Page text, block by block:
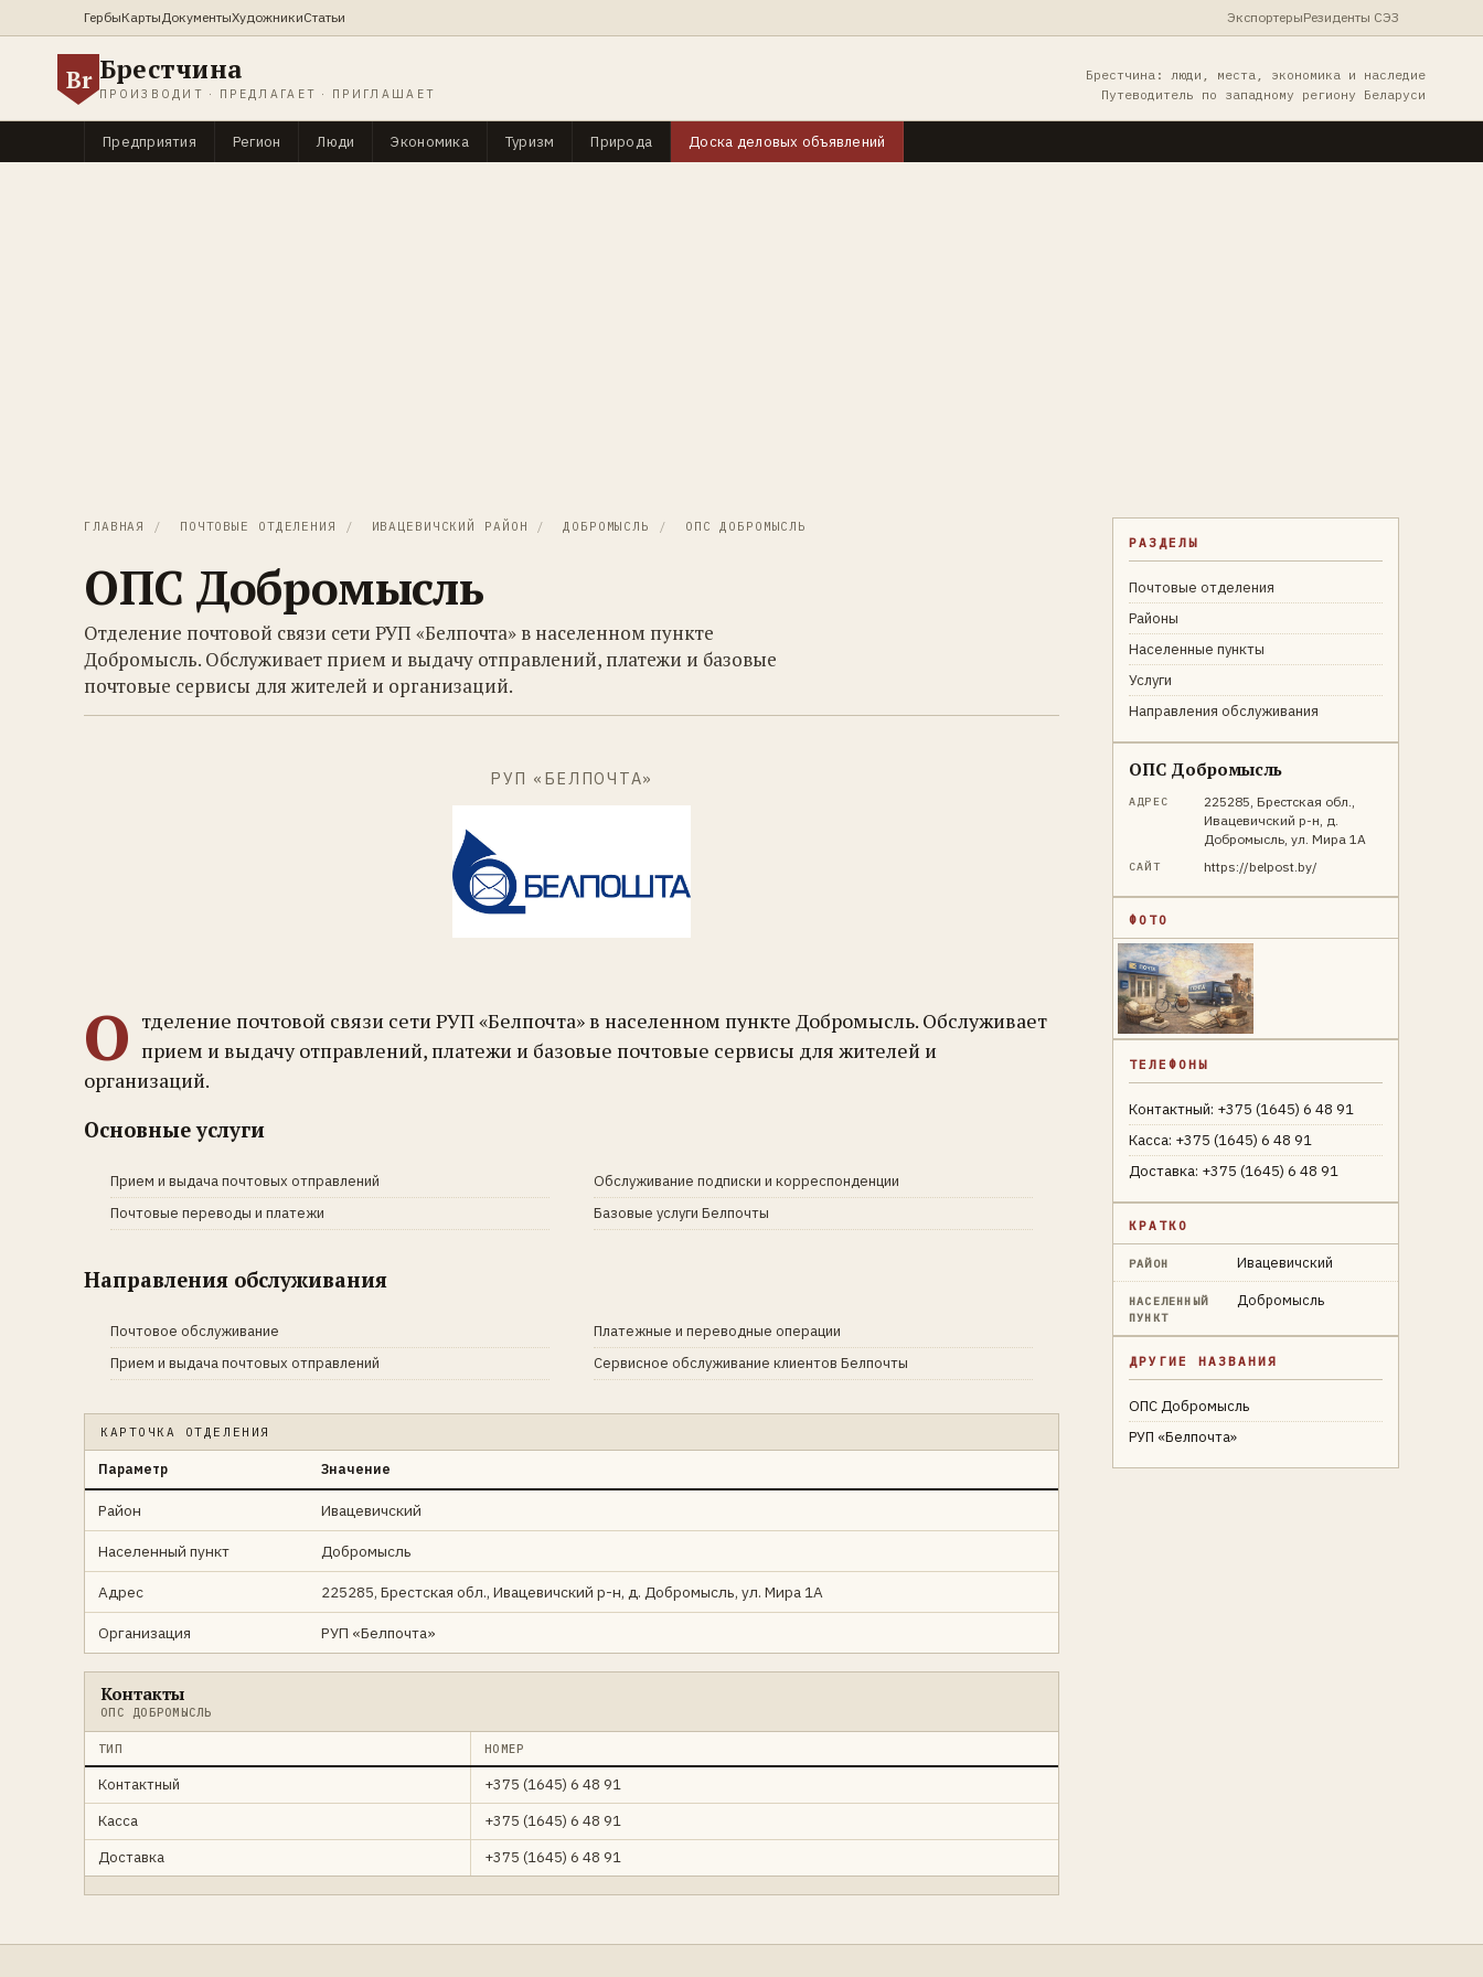
ГербыКартыДокументыХудожникиСтатьи ЭкспортерыРезиденты СЭЗ
Br Брестчина
ПРОИЗВОДИТ · ПРЕДЛАГАЕТ · ПРИГЛАШАЕТ
Брестчина: люди, места, экономика и наследие
Путеводитель по западному региону Беларуси
Предприятия Регион Люди Экономика Туризм Природа Доска деловых объявлений
ГЛАВНАЯ / ПОЧТОВЫЕ ОТДЕЛЕНИЯ / ИВАЦЕВИЧСКИЙ РАЙОН / ДОБРОМЫСЛЬ / ОПС ДОБРОМЫСЛЬ
ОПС Добромысль
Отделение почтовой связи сети РУП «Белпочта» в населенном пункте
Добромысль. Обслуживает прием и выдачу отправлений, платежи и базовые
почтовые сервисы для жителей и организаций.
РУП «БЕЛПОЧТА»
О тделение почтовой связи сети РУП «Белпочта» в населенном пункте Добромысль. Обслуживает
прием и выдачу отправлений, платежи и базовые почтовые сервисы для жителей и
организаций.
Основные услуги
Прием и выдача почтовых отправлений
Почтовые переводы и платежи
Обслуживание подписки и корреспонденции
Базовые услуги Белпочты
Направления обслуживания
Почтовое обслуживание
Прием и выдача почтовых отправлений
Платежные и переводные операции
Сервисное обслуживание клиентов Белпочты
КАРТОЧКА ОТДЕЛЕНИЯ
Параметр Значение
Район Ивацевичский
Населенный пункт Добромысль
Адрес 225285, Брестская обл., Ивацевичский р-н, д. Добромысль, ул. Мира 1А
Организация РУП «Белпочта»
Контакты
ОПС ДОБРОМЫСЛЬ
ТИП НОМЕР
Контактный
+375 (1645) 6 48 91
Касса
+375 (1645) 6 48 91
Доставка
+375 (1645) 6 48 91
РАЗДЕЛЫ
Почтовые отделения
Районы
Населенные пункты
Услуги
Направления обслуживания
ОПС Добромысль
АДРЕС
225285, Брестская обл.,
Ивацевичский р-н, д.
Добромысль, ул. Мира 1А
САЙТ https://belpost.by/
ФОТО
ТЕЛЕФОНЫ
Контактный: +375 (1645) 6 48 91
Касса: +375 (1645) 6 48 91
Доставка: +375 (1645) 6 48 91
КРАТКО
РАЙОН Ивацевичский
НАСЕЛЕННЫЙ
ПУНКТ
Добромысль
ДРУГИЕ НАЗВАНИЯ
ОПС Добромысль
РУП «Белпочта»